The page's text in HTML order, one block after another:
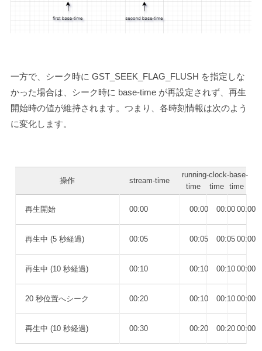
一方で、シーク時に GST_SEEK_FLAG_FLUSH を指定しな
かった場合は、シーク時に base-time が再設定されず、再生
開始時の値が維持されます。つまり、各時刻情報は次のよう
に変化します。
操作 stream-time
running-
time
clock-
time
base-
time
再生開始 00:00 00:00 00:00 00:00
再生中 (5 秒経過) 00:05 00:05 00:05 00:00
再生中 (10 秒経過) 00:10 00:10 00:10 00:00
20 秒位置へシーク 00:20 00:10 00:10 00:00
再生中 (10 秒経過) 00:30 00:20 00:20 00:00